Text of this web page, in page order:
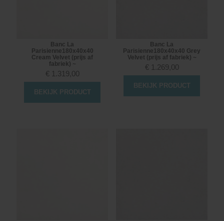
Banc La
Parisienne180x40x40
Cream Velvet (prijs af
fabriek) ~
€ 1.319,00
BEKIJK PRODUCT
Banc La
Parisienne180x40x40 Grey
Velvet (prijs af fabriek) ~
€ 1.269,00
BEKIJK PRODUCT